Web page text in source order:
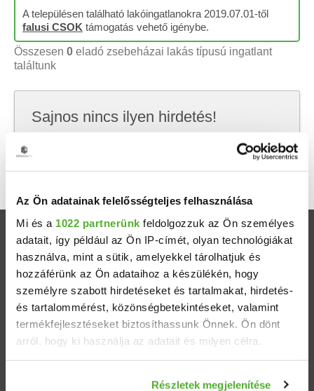
Az Ön adatainak felelősségteljes felhasználása
Mi és a 1022 partnerünk feldolgozzuk az Ön személyes
adatait, így például az Ön IP-címét, olyan technológiákat
használva, mint a sütik, amelyekkel tárolhatjuk és
hozzáférünk az Ön adataihoz a készülékén, hogy
személyre szabott hirdetéseket és tartalmakat, hirdetés-
és tartalommérést, közönségbetekintéseket, valamint
termékfejlesztéseket biztosíthassunk Önnek. Ön dönt
arról, hogy ki használja az adatait és milyen célra.
Részletek megjelenítése
A településen található lakóingatlanokra 2019.07.01-től
falusi CSOK támogatás vehető igénybe.
Összesen 0 eladó zsebeházai lakás típusú ingatlant
találtunk
Sajnos nincs ilyen hirdetés!
Próbálj meg kevesebb szempont szerint
keresni, hátha akkor megtalálod, amit keresel.
Ingatlanok
Eladó házak
Eladó lakások